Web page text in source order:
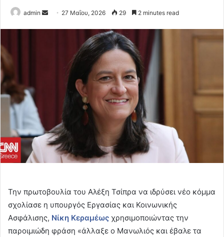
admin
Send 27 Μαΐου, 2026 29 2 minutes read
Την πρωτοβουλία του Αλέξη Τσίπρα να ιδρύσει νέο κόμμα
σχολίασε η υπουργός Εργασίας και Κοινωνικής
Ασφάλισης, Νίκη Κεραμέως χρησιμοποιώντας την
παροιμιώδη φράση «άλλαξε ο Μανωλιός και έβαλε τα